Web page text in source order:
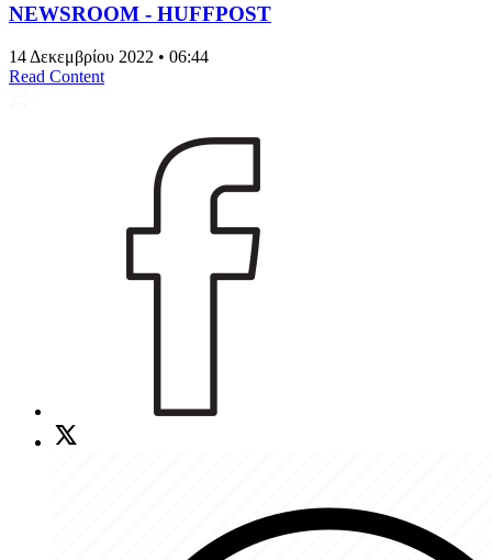
NEWSROOM - HUFFPOST
14 Δεκεμβρίου 2022 • 06:44
Read Content